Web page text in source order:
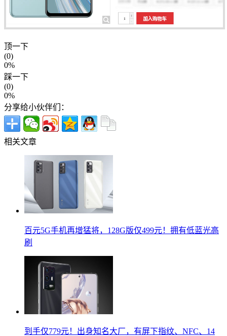
顶一下
(0)
0%
踩一下
(0)
0%
分享给小伙伴们：
相关文章
百元5G手机再增猛将，128G版仅499元！拥有低蓝光高
刷
到手仅779元！出身知名大厂，有屏下指纹、NFC、14